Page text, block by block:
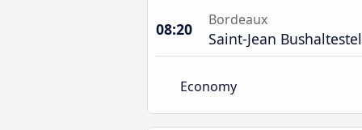
08:20 Bordeaux
Saint-Jean
Economy